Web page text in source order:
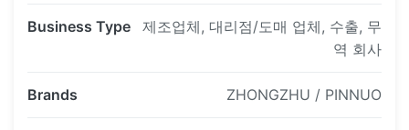
새로운 프로젝트 공기 중단 벨브 구획을 시작하십시오.
W164, W212, W221, W251, W166, F02, X5 E70, A6, Q7,
Business Type
제조업체, 대리점/도매 업체, 수출, 무
역 회사
Brands ZHONGZHU / PINNUO